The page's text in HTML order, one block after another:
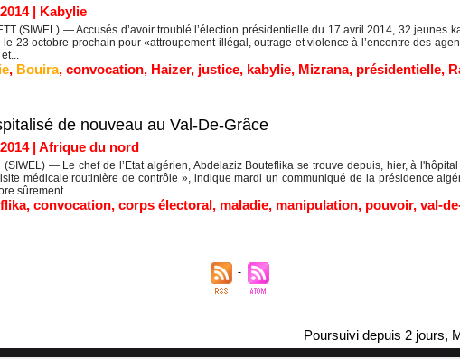
| Kabylie
(SIWEL) — Accusés d’avoir troublé l’élection présidentielle du 17 avril 2014, 32 jeunes
le 23 octobre prochain pour «attroupement illégal, outrage et violence à l’encontre des
, Bouira, convocation, Haizer, justice, kabylie, Mizrana, présidentielle,
de nouveau au Val-De-Grâce
| Afrique du nord
(SIWEL) — Le chef de l’Etat algérien, Abdelaziz Bouteflika se trouve depuis, hier, à
médicale routinière de contrôle », indique mardi un communiqué de la présidence
sûrement...
, convocation, corps électoral, maladie, manipulation, pouvoir, val-
Poursuivi depuis 2 jours,